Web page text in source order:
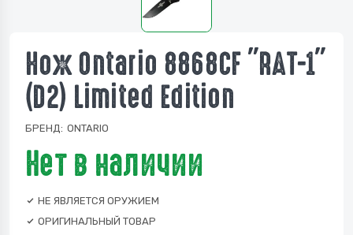
Нож Ontario 8868CF "RAT-1"
(D2) Limited Edition
БРЕНД: ONTARIO
Нет в наличии
НЕ ЯВЛЯЕТСЯ ОРУЖИЕМ
ОРИГИНАЛЬНЫЙ ТОВАР